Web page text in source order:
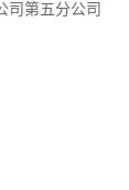
司第五分公司